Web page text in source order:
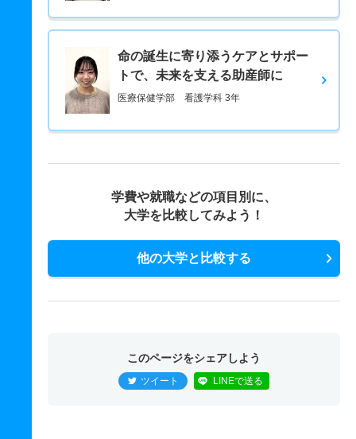
命の誕生に寄り添うケアとサポー
トで、未来を支える助産師に
医療保健学部 看護学科 3年
学費や就職などの項目別に、
大学を比較してみよう！
他の大学と比較する
このページをシェアしよう
ツイート LINEで送る